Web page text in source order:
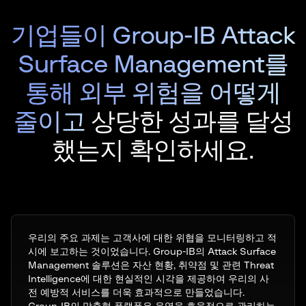
기업들이 Group-IB Attack
Surface Management를
통해 외부 위험을 어떻게
줄이고 상당한 성과를 달성
했는지 확인하세요.
우리의 주요 과제는 고객사에 대한 위협을 모니터링하고 적
시에 보고하는 것이었습니다. Group-IB의 Attack Surface
Management 솔루션은 자산 현황, 취약점 및 관련 Threat
Intelligence에 대한 현실적인 시각을 제공하여 우리의 사
전 예방적 서비스를 더욱 효과적으로 만들었습니다.